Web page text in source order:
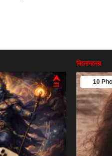
বিনোদনের
10